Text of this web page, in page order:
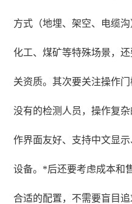
方式（地埋、架空、电缆
化工、煤矿等特殊场景，
关资质。其次要关注操作
没有的检测人员，操作复
作界面友好、支持中文显
设备。*后还要考虑成本和
合适的配置，不需要盲目